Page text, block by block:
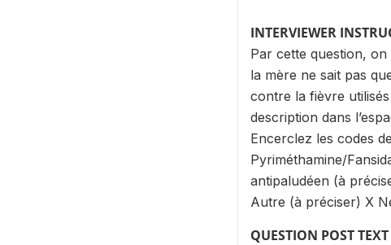
INTERVIEWER
Par cette question, on
la mère ne sait pas
contre la fièvre
description dans
Encerclez les codes
Pyriméthamine/
antipaludéen (à
Autre (à préciser) X
QUESTION POST TEXT